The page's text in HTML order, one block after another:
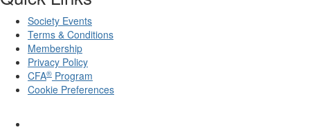
Society Events
Terms & Conditions
Membership
Privacy Policy
CFA® Program
Cookie Preferences